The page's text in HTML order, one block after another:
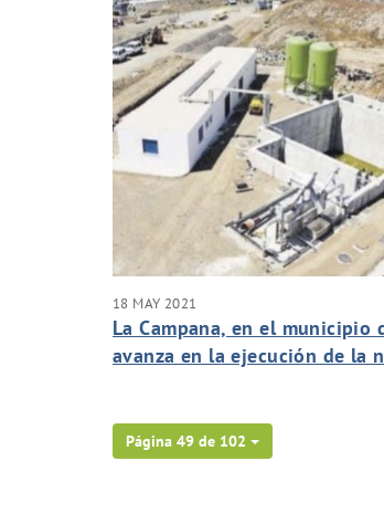
18 MAY 2021
La Campana, en el municipio
avanza en la ejecución de la
Página 49 de 102